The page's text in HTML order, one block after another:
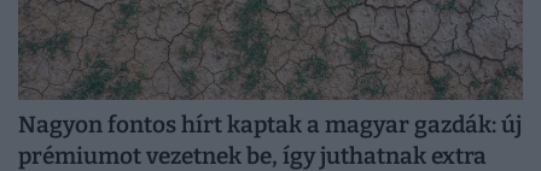
Nagyon fontos hírt kaptak a magyar gazdák: új
prémiumot vezetnek be, így juthatnak extra